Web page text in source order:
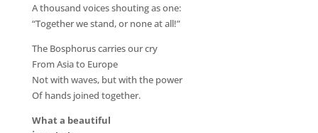
A thousand voices shouting as one:
“Together we stand, or none at all!”
The Bosphorus carries our cry
From Asia to Europe
Not with waves, but with the power
Of hands joined together.
What a beautiful